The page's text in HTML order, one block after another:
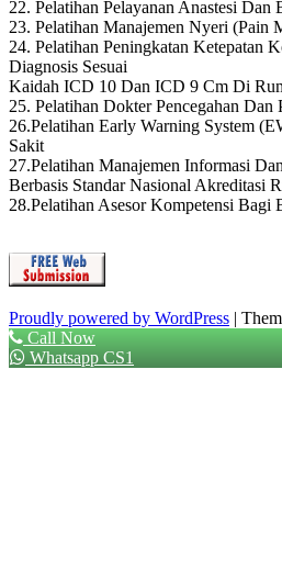
22. Pelatihan Pelayanan Anastesi Dan
23. Pelatihan Manajemen Nyeri (Pain
24. Pelatihan Peningkatan Ketepatan
Diagnosis Sesuai
Kaidah ICD 10 Dan ICD 9 Cm Di
25. Pelatihan Dokter Pencegahan
26.Pelatihan Early Warning System
Sakit
27.Pelatihan Manajemen Informasi
Berbasis Standar Nasional Akreditasi
28.Pelatihan Asesor Kompetensi Bagi
Proudly powered by WordPress |
Call Now
Whatsapp CS1